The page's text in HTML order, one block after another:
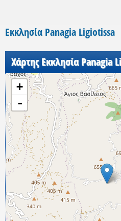
Εκκλησία Panagia Ligiotissa
Χάρτης Εκκλησία Panagia
+
-